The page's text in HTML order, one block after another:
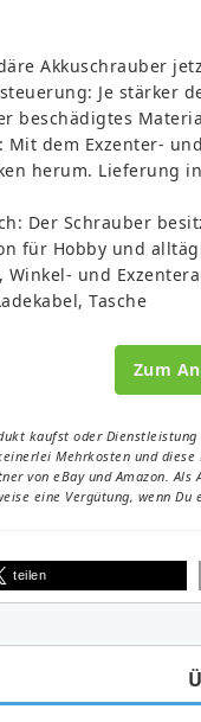
Akkuschrauber
Je stärker
beschädigtes
Mit dem Exzenter-
herum. Lieferung
Der Schrauber
für Hobby und
Winkel- und
Tasche
Zum
kaufst oder
Mehrkosten und
von eBay und Amazon.
eine Vergütung, wenn Du
teilen